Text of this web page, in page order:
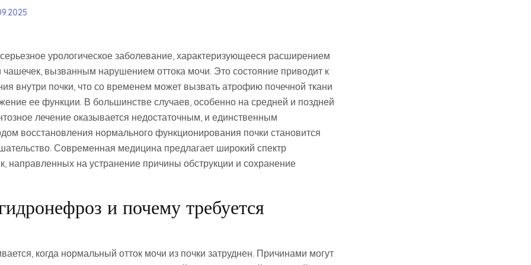
урологическое заболевание, характеризующееся расширением
чашечек, вызванным нарушением оттока мочи. Это состояние приводит к
внутри почки, что со временем может вызвать атрофию почечной ткани
ее функции. В большинстве случаев, особенно на средней и поздней
лечение оказывается недостаточным, и единственным
восстановления нормального функционирования почки становится
Современная медицина предлагает широкий спектр
направленных на устранение причины обструкции и сохранение
и почему требуется
когда нормальный отток мочи из почки затруднен. Причинами могут